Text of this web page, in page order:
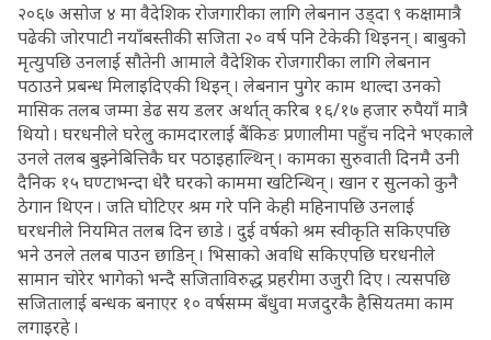
२०६७ असोज ४ मा वैदेशिक रोजगारीका लागि लेबनान उड्दा ९ कक्षामात्रै
पढेकी जोरपाटी नयाँबस्तीकी सजिता २० वर्ष पनि टेकेकी थिइनन् । बाबुको
मृत्युपछि उनलाई सौतेनी आमाले वैदेशिक रोजगारीका लागि लेबनान
पठाउने प्रबन्ध मिलाइदिएकी थिइन् । लेबनान पुगेर काम थाल्दा उनको
मासिक तलब जम्मा डेढ सय डलर अर्थात् करिब १६/१७ हजार रुपैयाँ मात्रै
थियो । घरधनीले घरेलु कामदारलाई बैंकिङ प्रणालीमा पहुँच नदिने भएकाले
उनले तलब बुझ्नेबित्तिकै घर पठाइहाल्थिन् । कामका सुरुवाती दिनमै उनी
दैनिक १५ घण्टाभन्दा धेरै घरको काममा खटिन्थिन् । खान र सुत्नको कुनै
ठेगान थिएन । जति घोटिएर श्रम गरे पनि केही महिनापछि उनलाई
घरधनीले नियमित तलब दिन छाडे । दुई वर्षको श्रम स्वीकृति सकिएपछि
भने उनले तलब पाउन छाडिन् । भिसाको अवधि सकिएपछि घरधनीले
सामान चोरेर भागेको भन्दै सजिताविरुद्ध प्रहरीमा उजुरी दिए । त्यसपछि
सजितालाई बन्धक बनाएर १० वर्षसम्म बँधुवा मजदुरकै हैसियतमा काम
लगाइरहे ।